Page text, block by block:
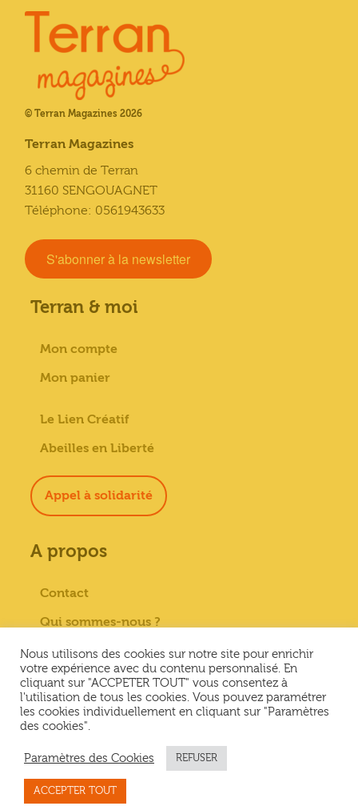
© Terran Magazines 2026
Terran Magazines
6 chemin de Terran
31160 SENGOUAGNET
Téléphone: 0561943633
S'abonner à la newsletter
Terran & moi
Mon compte
Mon panier
Le Lien Créatif
Abeilles en Liberté
Appel à solidarité
A propos
Contact
Qui sommes-nous ?
Paiement sécurisé
Mentions Légales
Conditions générales de vente
Politique de confidentialité
Nous utilisons des cookies sur notre site pour enrichir
votre expérience avec du contenu personnalisé. En
cliquant sur "ACCPETER TOUT" vous consentez à
l'utilisation de tous les cookies. Vous pouvez paramétrer
les cookies individuellement en cliquant sur "Paramètres
des cookies".
Paramètres des Cookies REFUSER
ACCEPTER TOUT